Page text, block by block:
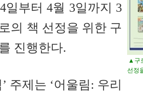
▲구
선정
일부터 4월 3일까지 3
의 책 선정을 위한 구
진행한다.
주제는 ‘어울림: 우리